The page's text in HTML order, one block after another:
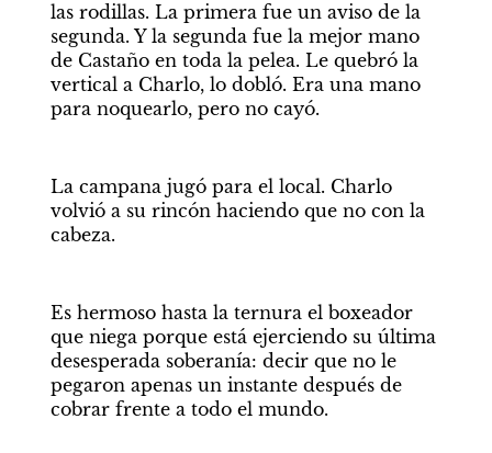
las rodillas. La primera fue un aviso de la
segunda. Y la segunda fue la mejor mano
de Castaño en toda la pelea. Le quebró la
vertical a Charlo, lo dobló. Era una mano
para noquearlo, pero no cayó.
La campana jugó para el local. Charlo
volvió a su rincón haciendo que no con la
cabeza.
Es hermoso hasta la ternura el boxeador
que niega porque está ejerciendo su última
desesperada soberanía: decir que no le
pegaron apenas un instante después de
cobrar frente a todo el mundo.